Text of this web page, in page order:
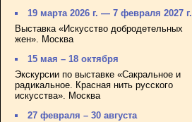
19 марта 2026 г. — 7 февраля 2027 г.
Выставка «Искусство добродетельных
жен». Москва
15 мая – 18 октября
Экскурсии по выставке «Сакральное и
радикальное. Красная нить русского
искусства». Москва
27 февраля – 30 августа